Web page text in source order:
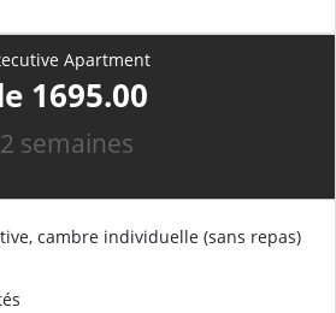
Apartment
1695.00
2 semaines
cambre individuelle (sans repas)